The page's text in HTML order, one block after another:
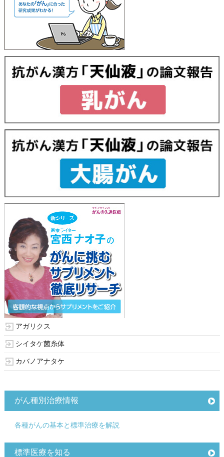
アガリクス
シイタケ菌糸体
カバノアナタケ
がん種別治療情報
各種がんの基本と標準治療を解説
標準医療を知る